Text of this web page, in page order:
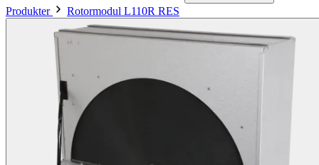
Produkter Rotormodul L110R RES